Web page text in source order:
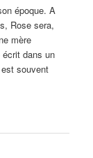
époque. A
Rose sera,
mère
dans un
souvent